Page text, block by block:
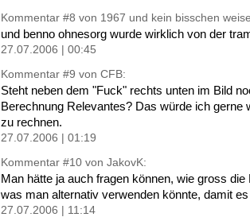
Kommentar #8 von 1967 und kein bisschen
und benno ohnesorg wurde wirklich von der
27.07.2006 | 00:45
Kommentar #9 von CFB:
Steht neben dem "Fuck" rechts unten im Bild
Berechnung Relevantes? Das würde ich gerne
zu rechnen.
27.07.2006 | 01:19
Kommentar #10 von JakovK:
Man hätte ja auch fragen können, wie gross
was man alternativ verwenden könnte, damit
27.07.2006 | 11:14